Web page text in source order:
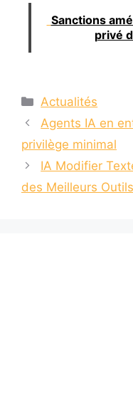
Sanctions
privé
Catégories
Actualités
Agents IA en
privilège minimal
IA Modifier
des Meilleurs